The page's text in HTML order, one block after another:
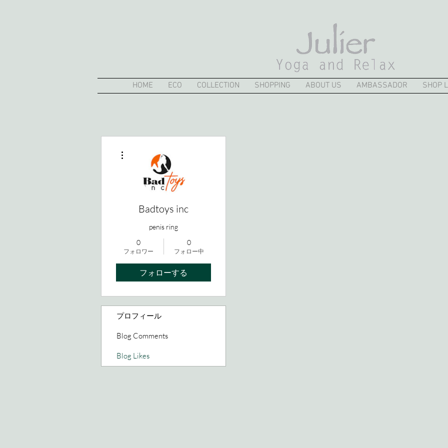
HOME ECO COLLECTION SHOPPING ABOUT US AMBASSADOR SHOP
Badtoys inc
penis ring
0
フォロワー
0
フォロー中
フォローする
プロフィール
Blog Comments
Blog Likes